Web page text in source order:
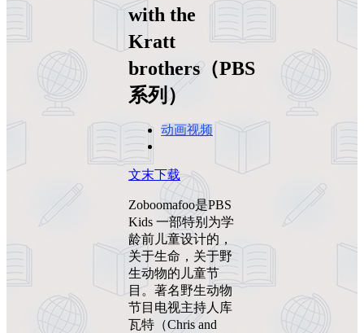
with the
Kratt
brothers（PBS
系列）
动画视频
文末下载
Zoboomafoo是PBS
Kids 一部特别为学
龄前儿童设计的，
关于生命，关于野
生动物的儿童节
目。著名野生动物
节目电视主持人库
瓦特（Chris and